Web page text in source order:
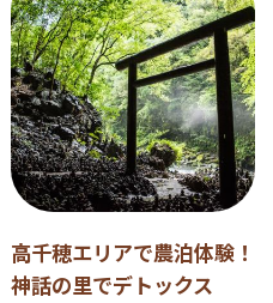
高千穂エリアで農泊体験！
神話の里でデトックス